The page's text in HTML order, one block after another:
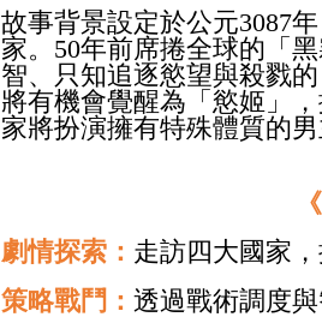
故事背景設定於公元3087
家。 50年前席捲全球的「
智、只知追逐慾望與殺戮
將有機會覺醒為「慾姬」
家將扮演擁有特殊體質的
劇情探索： 走訪四大國家
策略戰鬥： 透過戰術調度